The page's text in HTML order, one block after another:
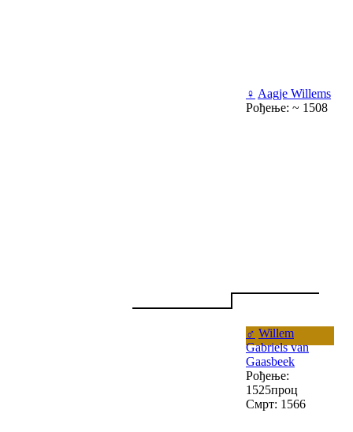
♀ Aagje Willems
Рођење: ~ 1508
♂ Willem
Gabriels van
Gaasbeek
Рођење:
1525проц
Смрт: 1566